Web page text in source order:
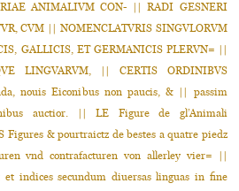
ANIMALIVM CON- || RADI GESNERI
CVM || NOMENCLATVRIS SINGVLORVM
GALLICIS, ET GERMANICIS PLERVN= ||
LINGVARVM, || CERTIS ORDINIBVS
nouis Eiconibus non paucis, & || passim
auctior. || LE Figure de gl’Animali
Figures & pourtraictz de bestes a quatre piedz
vnd contrafacturen von allerley vier= ||
indices secundum diuersas linguas in fine